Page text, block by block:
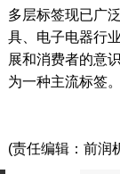
多层标签现已广
具、电子电器行
展和消费者的意
为一种主流标签。
(责任编辑：前润